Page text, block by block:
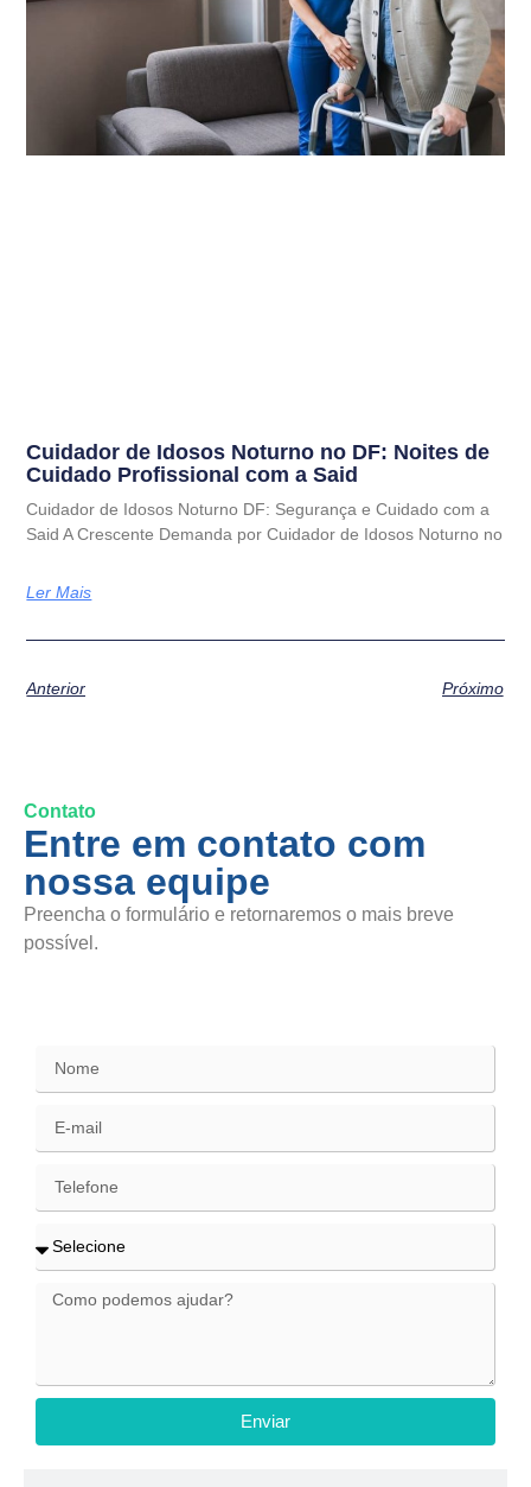
Cuidador de Idosos Noturno no DF: Noites de
Cuidado Profissional com a Said
Cuidador de Idosos Noturno DF: Segurança e Cuidado com a
Said A Crescente Demanda por Cuidador de Idosos Noturno no
Ler Mais
Anterior Próximo
Contato
Entre em contato com
nossa equipe
Preencha o formulário e retornaremos o mais breve
possível.
Enviar